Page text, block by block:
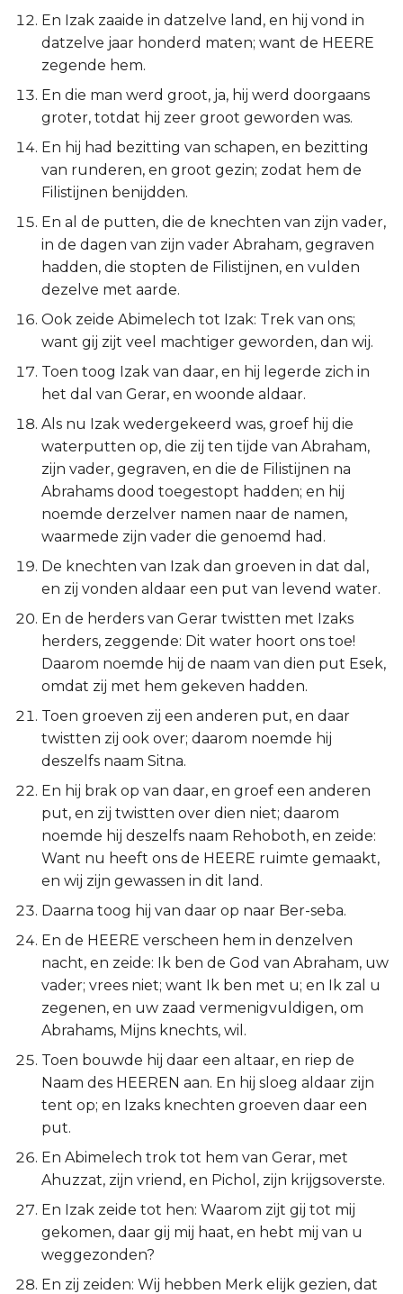
Judas
Openbaring
En Izak zaaide in datzelve land, en hij vond in
datzelve jaar honderd maten; want de HEERE
zegende hem.
En die man werd groot, ja, hij werd doorgaans
groter, totdat hij zeer groot geworden was.
En hij had bezitting van schapen, en bezitting
van runderen, en groot gezin; zodat hem de
Filistijnen benijdden.
En al de putten, die de knechten van zijn vader,
in de dagen van zijn vader Abraham, gegraven
hadden, die stopten de Filistijnen, en vulden
dezelve met aarde.
Ook zeide Abimelech tot Izak: Trek van ons;
want gij zijt veel machtiger geworden, dan wij.
Toen toog Izak van daar, en hij legerde zich in
het dal van Gerar, en woonde aldaar.
Als nu Izak wedergekeerd was, groef hij die
waterputten op, die zij ten tijde van Abraham,
zijn vader, gegraven, en die de Filistijnen na
Abrahams dood toegestopt hadden; en hij
noemde derzelver namen naar de namen,
waarmede zijn vader die genoemd had.
De knechten van Izak dan groeven in dat dal,
en zij vonden aldaar een put van levend water.
En de herders van Gerar twistten met Izaks
herders, zeggende: Dit water hoort ons toe!
Daarom noemde hij de naam van dien put Esek,
omdat zij met hem gekeven hadden.
Toen groeven zij een anderen put, en daar
twistten zij ook over; daarom noemde hij
deszelfs naam Sitna.
En hij brak op van daar, en groef een anderen
put, en zij twistten over dien niet; daarom
noemde hij deszelfs naam Rehoboth, en zeide:
Want nu heeft ons de HEERE ruimte gemaakt,
en wij zijn gewassen in dit land.
Daarna toog hij van daar op naar Ber-seba.
En de HEERE verscheen hem in denzelven
nacht, en zeide: Ik ben de God van Abraham, uw
vader; vrees niet; want Ik ben met u; en Ik zal u
zegenen, en uw zaad vermenigvuldigen, om
Abrahams, Mijns knechts, wil.
Toen bouwde hij daar een altaar, en riep de
Naam des HEEREN aan. En hij sloeg aldaar zijn
tent op; en Izaks knechten groeven daar een
put.
En Abimelech trok tot hem van Gerar, met
Ahuzzat, zijn vriend, en Pichol, zijn krijgsoverste.
En Izak zeide tot hen: Waarom zijt gij tot mij
gekomen, daar gij mij haat, en hebt mij van u
weggezonden?
En zij zeiden: Wij hebben Merk elijk gezien, dat